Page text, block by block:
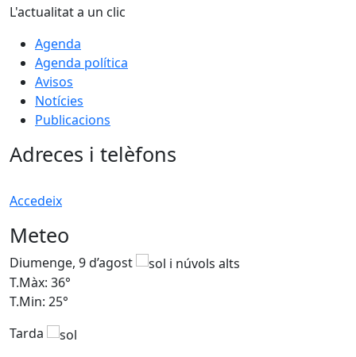
L'actualitat a un clic
Agenda
Agenda política
Avisos
Notícies
Publicacions
Adreces i telèfons
Accedeix
Meteo
Diumenge, 9 d’agost
T.Màx: 36°
T.Min: 25°
Tarda